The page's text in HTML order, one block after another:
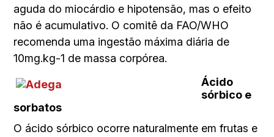
aguda do miocárdio e hipotensão, mas o efeito
não é acumulativo. O comitê da FAO/WHO
recomenda uma ingestão máxima diária de
10mg.kg-1 de massa corpórea.
Ácido
sórbico e
sorbatos
O ácido sórbico ocorre naturalmente em frutas e